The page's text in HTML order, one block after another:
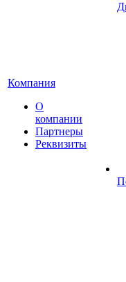
Компания
О
компании
Партнеры
Реквизиты